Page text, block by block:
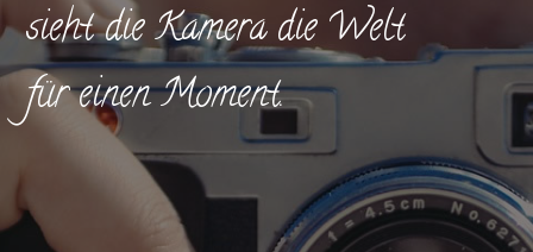
sieht die Kamera die Welt
für einen Moment.